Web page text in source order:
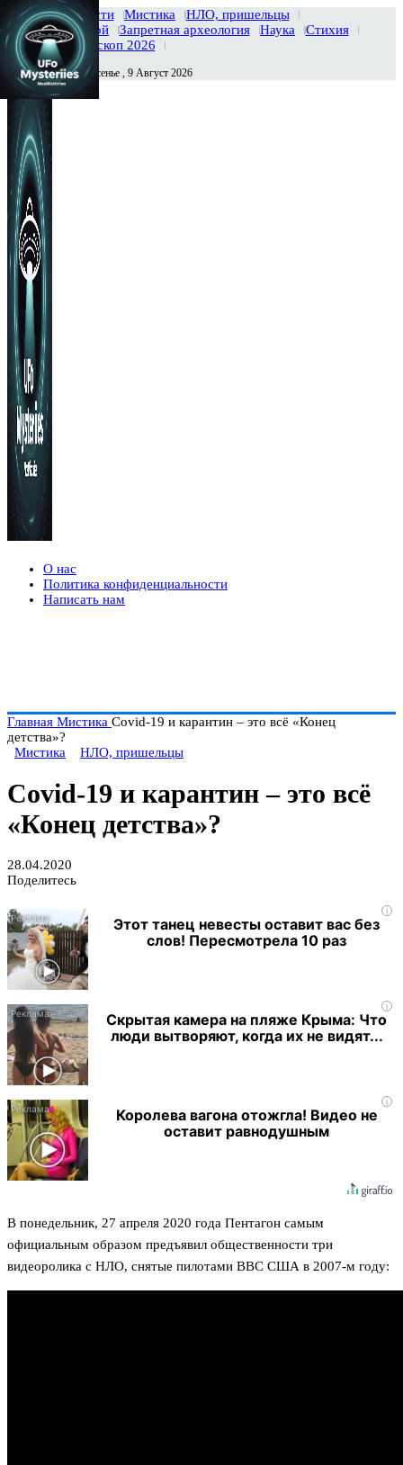
Главная Новости Мистика
НЛО, пришельцы
Тайны вселенной
Запретная археология Наука
Стихия
История
Гороскоп 2026
Сегодня Воскресенье , 9 Август 2026
О нас
Политика конфиденциальности
Написать нам
Главная Мистика Covid-19 и карантин – это всё «Конец
детства»?
Мистика
НЛО, пришельцы
Covid-19 и карантин – это всё
«Конец детства»?
28.04.2020
Поделитесь
i
Этот танец невесты оставит вас без
слов! Пересмотрела 10 раз
i
Скрытая камера на пляже Крыма: Что
люди вытворяют, когда их не видят...
i
Королева вагона отожгла! Видео не
оставит равнодушным
В понедельник, 27 апреля 2020 года Пентагон самым
официальным образом предъявил общественности три
видеоролика с НЛО, снятые пилотами ВВС США в 2007-м году: